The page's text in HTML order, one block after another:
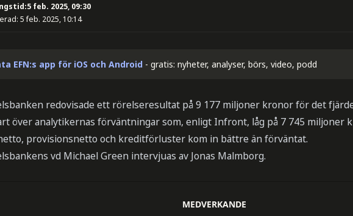
5 feb. 2025, 09:30
5 feb. 2025, 10:14
EFN:s app för iOS och Android - gratis: nyheter, analyser, börs, video, podd
redovisade ett rörelseresultat på 9 177 miljoner kronor för det
över analytikernas förväntningar som, enligt Infront, låg på 7 745 miljoner
provisionsnetto och kreditförluster kom in bättre än förväntat.
vd Michael Green intervjuas av Jonas Malmborg.
MEDVERKANDE